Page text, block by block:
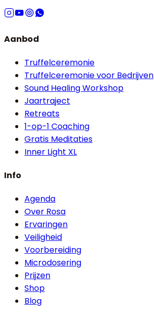
Aanbod
Truffelceremonie
Truffelceremonie voor Bedrijven
Sound Healing Workshop
Jaartraject
Retreats
1-op-1 Coaching
Gratis Meditaties
Inner Light XL
Info
Agenda
Over Rosa
Ervaringen
Veiligheid
Voorbereiding
Microdosering
Prijzen
Shop
Blog